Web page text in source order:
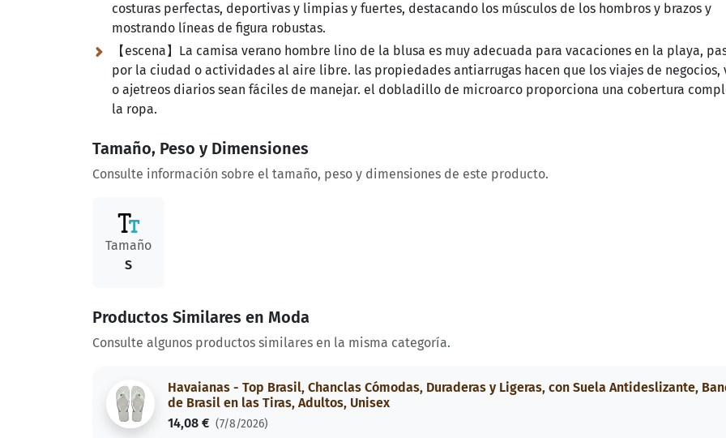
costuras perfectas, deportivas y limpias y fuertes, destacando los músculos de los hombros y brazos y
mostrando líneas de figura robustas.
【escena】La camisa verano hombre lino de la blusa es muy adecuada para vacaciones en la playa,
por la ciudad o actividades al aire libre. las propiedades antiarrugas hacen que los viajes de negocios,
o ajetreos diarios sean fáciles de manejar. el dobladillo de microarco proporciona una cobertura
la ropa.
Tamaño, Peso y Dimensiones
Consulte información sobre el tamaño, peso y dimensiones de este producto.
Tamaño
S
Productos Similares en Moda
Consulte algunos productos similares en la misma categoría.
Havaianas - Top Brasil, Chanclas Cómodas, Duraderas y Ligeras, con Suela Antideslizante,
de Brasil en las Tiras, Adultos, Unisex
14,08 € (7/8/2026)